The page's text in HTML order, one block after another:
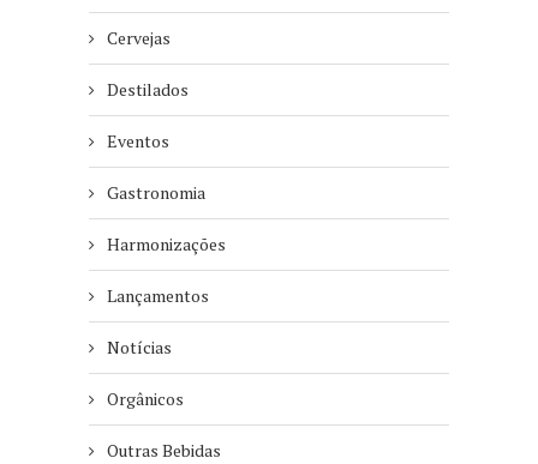
Cervejas
Destilados
Eventos
Gastronomia
Harmonizações
Lançamentos
Notícias
Orgânicos
Outras Bebidas